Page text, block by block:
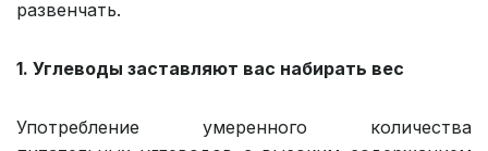
развенчать.
1. Углеводы заставляют вас набирать вес
Употребление умеренного количества